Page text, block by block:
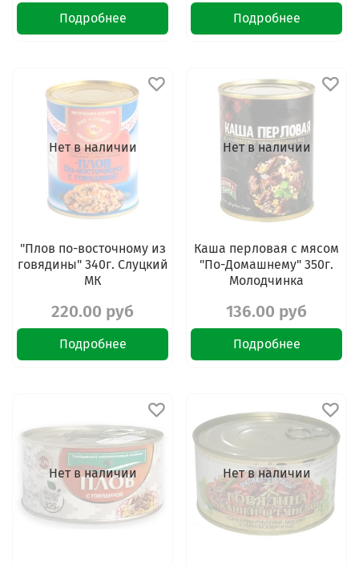
Подробнее Подробнее
Нет в наличии
"Плов по-восточному из
говядины" 340г. Слуцкий
МК
220.00 руб
Подробнее
Нет в наличии
Каша перловая с мясом
"По-Домашнему" 350г.
Молодчинка
136.00 руб
Подробнее
Нет в наличии Нет в наличии